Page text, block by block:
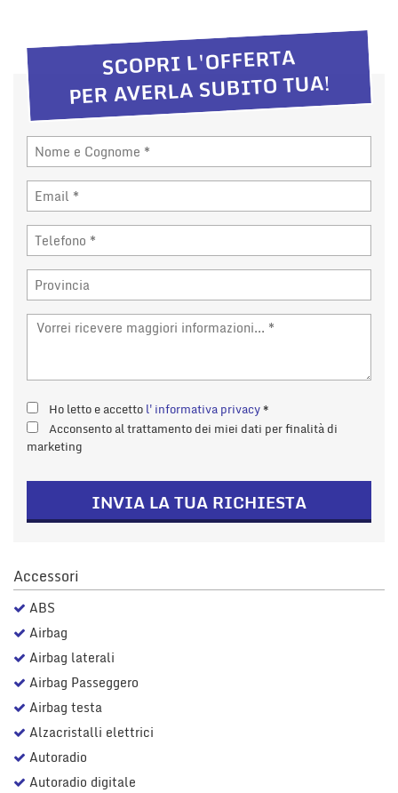
SCOPRI L'OFFERTA
PER AVERLA SUBITO TUA!
Ho letto e accettol'informativa privacy*
Acconsento al trattamento dei miei dati per finalità di
marketing
INVIA LA TUA RICHIESTA
Accessori
ABS
Airbag
Airbag laterali
Airbag Passeggero
Airbag testa
Alzacristalli elettrici
Autoradio
Autoradio digitale